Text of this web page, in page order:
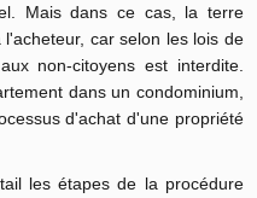
Mais dans ce cas, la terre
car selon les lois de
non-citoyens est interdite.
dans un condominium,
d'achat d'une propriété
les étapes de la procédure